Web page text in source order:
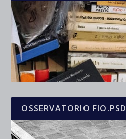
OSSERVATORIO FIO.PSD